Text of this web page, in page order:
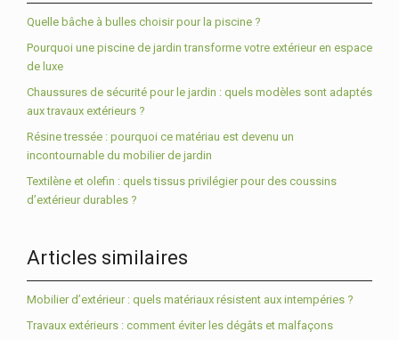
Quelle bâche à bulles choisir pour la piscine ?
Pourquoi une piscine de jardin transforme votre extérieur en espace
de luxe
Chaussures de sécurité pour le jardin : quels modèles sont adaptés
aux travaux extérieurs ?
Résine tressée : pourquoi ce matériau est devenu un
incontournable du mobilier de jardin
Textilène et olefin : quels tissus privilégier pour des coussins
d’extérieur durables ?
Articles similaires
Mobilier d’extérieur : quels matériaux résistent aux intempéries ?
Travaux extérieurs : comment éviter les dégâts et malfaçons